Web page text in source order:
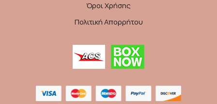
Όροι Χρήσης
Πολιτική Απορρήτου